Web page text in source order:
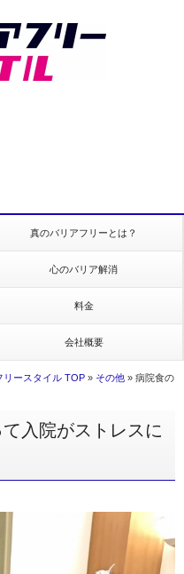
真のバリアフリーとは？
心のバリア解消
料金
会社概要
リースタイル TOP » その他 » 病院食の
入院がストレスに